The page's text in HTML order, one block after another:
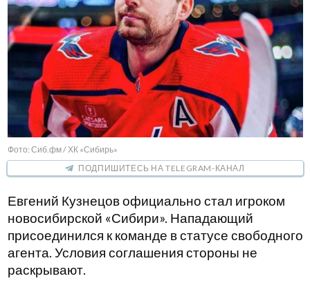
Фото: Сиб.фм / ХК «Сибирь»
ПОДПИШИТЕСЬ НА TELEGRAM-КАНАЛ
Евгений Кузнецов официально стал игроком
новосибирской «Сибири». Нападающий
присоединился к команде в статусе свободного
агента. Условия соглашения стороны не
раскрывают.